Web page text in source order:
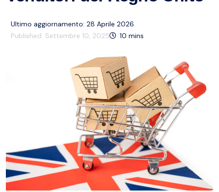
Ultimo aggiornamento: 28 Aprile 2026
Published: Settembre 10, 2025 10 mins